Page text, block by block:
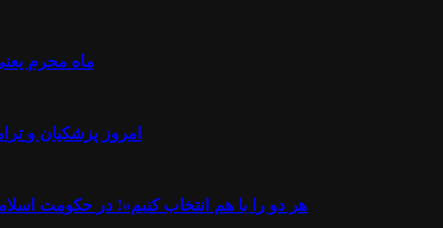
ماه محرم
امروز پزشکیان و
«هر دو را با هم انتخاب کنیم»! در حکومت